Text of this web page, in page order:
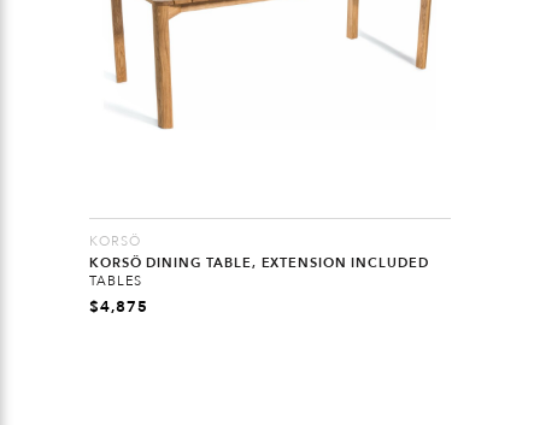
KORSÖ
KORSÖ DINING TABLE, EXTENSION INCLUDED
TABLES
$4,875